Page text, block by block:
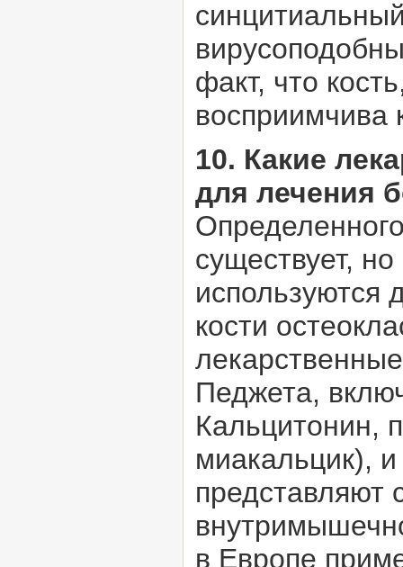
факт, что
восприимчива
10. Какие
для лечения
существует,
используются
кости
Педжета,
Кальцитонин,
миакальцик),
представляют
в Европе